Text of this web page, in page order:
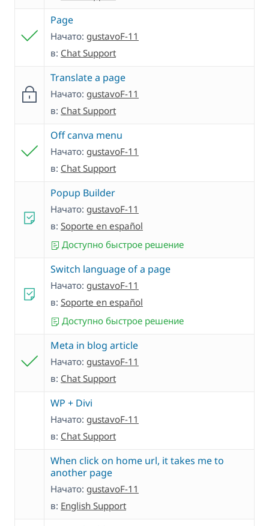
Page
Начато: gustavoF-11
в: Chat Support
Translate a page
Начато: gustavoF-11
в: Chat Support
Off canva menu
Начато: gustavoF-11
в: Chat Support
Popup Builder
Начато: gustavoF-11
в: Soporte en español
Доступно быстрое решение
Switch language of a page
Начато: gustavoF-11
в: Soporte en español
Доступно быстрое решение
Meta in blog article
Начато: gustavoF-11
в: Chat Support
WP + Divi
Начато: gustavoF-11
в: Chat Support
When click on home url, it takes me to
another page
Начато: gustavoF-11
в: English Support